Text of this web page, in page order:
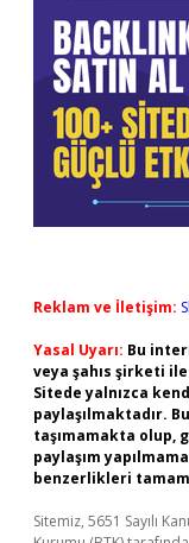
Reklam ve İletişim:
Yasal Uyarı: Bu
veya şahıs şirketi
Sitede yalnızca
paylaşılmaktadır.
taşımamakta olup,
paylaşım
benzerlikleri
Sitemiz, 5651 Sayılı